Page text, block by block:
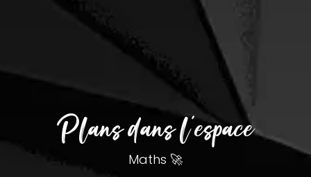
Plans dans l'espace
Maths 🚀